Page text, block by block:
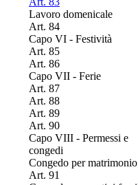
Lavoro domenicale
Art. 84
Capo VI - Festività
Art. 85
Art. 86
Capo VII - Ferie
Art. 87
Art. 88
Art. 89
Art. 90
Capo VIII - Permessi e
congedi
Congedo per matrimonio
Art. 91